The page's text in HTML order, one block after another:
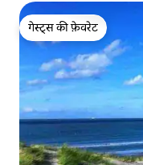
गेस्ट्स की फ़ेवरेट
गेस्ट्स की फ़ेवरेट